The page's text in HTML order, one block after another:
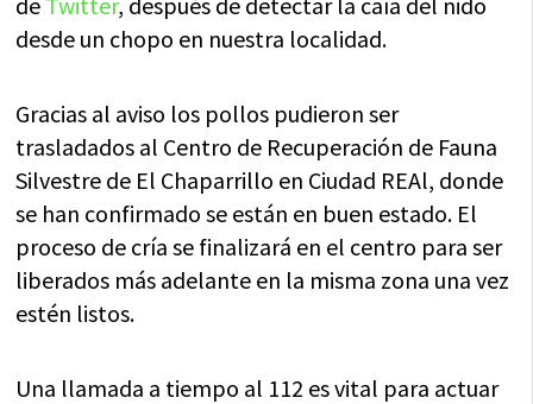
desde un chopo en nuestra localidad.
Gracias al aviso los pollos pudieron ser
trasladados al Centro de Recuperación de Fauna
Silvestre de El Chaparrillo en Ciudad REAl, donde
se han confirmado se están en buen estado. El
proceso de cría se finalizará en el centro para ser
liberados más adelante en la misma zona una vez
estén listos.
Una llamada a tiempo al 112 es vital para actuar